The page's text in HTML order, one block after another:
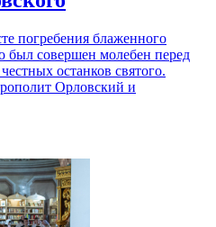
погребения блаженного
был совершен молебен перед
останков святого.
Орловский и